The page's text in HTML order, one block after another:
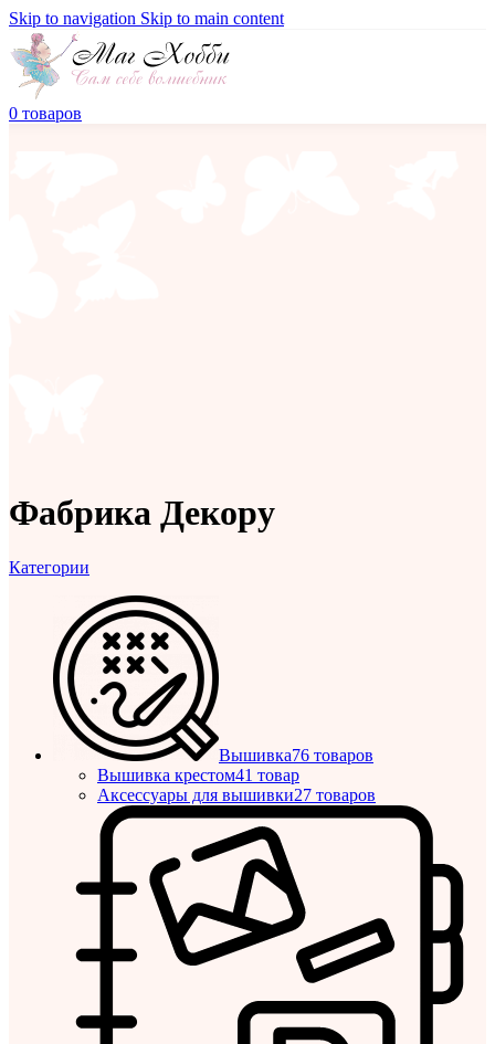
Skip to navigation Skip to main content
0 товаров
Фабрика Декору
Категории
Вышивка76 товаров
Вышивка крестом41 товар
Аксессуары для вышивки27 товаров